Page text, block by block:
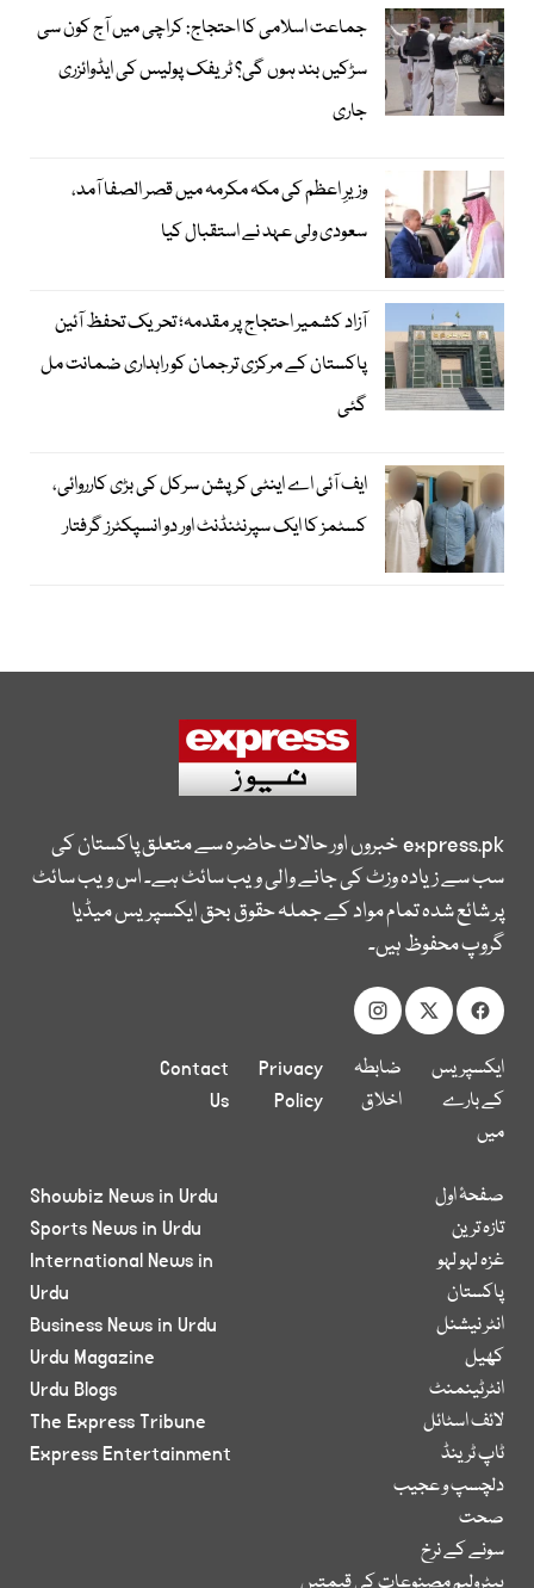
جماعت اسلامی کا احتجاج: کراچی میں آج کون سی
سڑکیں بند ہوں گی؟ ٹریفک پولیس کی ایڈوائزری
جاری
وزیرِ اعظم کی مکہ مکرمہ میں قصر الصفا آمد،
سعودی ولی عہد نے استقبال کیا
آزاد کشمیر احتجاج پر مقدمہ؛ تحریک تحفظ آئین
پاکستان کے مرکزی ترجمان کو راہداری ضمانت مل
گئی
ایف آئی اے اینٹی کرپشن سرکل کی بڑی کارروائی،
کسٹمز کا ایک سپرنٹنڈنٹ اور دو انسپکٹرز گرفتار
express.pkخبروں اور حالات حاضرہ سے متعلق پاکستان کی
سب سے زیادہ وزٹ کی جانے والی ویب سائٹ ہے۔ اس ویب سائٹ
پر شائع شدہ تمام مواد کے جملہ حقوق بحق ایکسپریس میڈیا
گروپ محفوظ ہیں۔
ایکسپریس
کے بارے
میں
ضابطہ
اخلاق
Privacy
Policy
Contact
Us
صفحۂ اول
تازہ ترین
غزہ لہو لہو
پاکستان
انٹر نیشنل
کھیل
انٹرٹینمنٹ
لائف اسٹائل
ٹاپ ٹرینڈ
دلچسپ و عجیب
صحت
سونے کے نرخ
Showbiz News in Urdu
Sports News in Urdu
International News in
Urdu
Business News in Urdu
Urdu Magazine
Urdu Blogs
The Express Tribune
Express Entertainment